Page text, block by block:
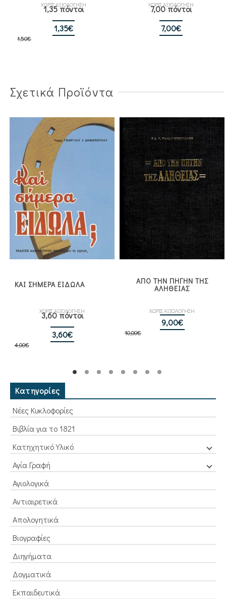
ΧΩΡΙΣ ΑΞΙΟΛΟΓΗΣΗ
1,35 πόντοι
1,50€
Original
1,35€
ΧΩΡΙΣ ΑΞΙΟΛΟΓΗΣΗ
7,00 πόντοι
7,00€
Σχετικά Προϊόντα
ΚΑΙ ΣΗΜΕΡΑ ΕΙΔΩΛΑ
ΧΩΡΙΣ ΑΞΙΟΛΟΓΗΣΗ
3,60 πόντοι
4,00€
Original
4,00€.
3,60€
είναι:
ΑΠΟ ΤΗΝ ΠΗΓΗΝ ΤΗΣ
ΑΛΗΘΕΙΑΣ
ΧΩΡΙΣ ΑΞΙΟΛΟΓΗΣΗ
10,00€
Original
9,00€
Κατηγορίες
Νέες Κυκλοφορίες
Βιβλία για το 1821
Κατηχητικό Υλικό
Αγία Γραφή
Αγιολογικά
Αντιαιρετικά
Απολογητικά
Βιογραφίες
Διηγήματα
Δογματικά
Εκπαιδευτικά